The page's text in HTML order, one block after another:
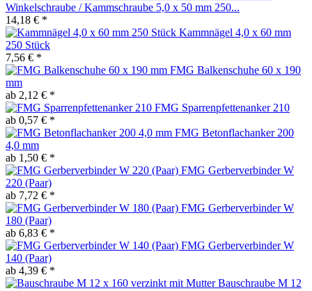
Winkelschraube / Kammschraube 5,0 x 50 mm 250...
14,18 € *
Kammnägel 4,0 x 60 mm
250 Stück
7,56 € *
FMG Balkenschuhe 60 x 190
mm
ab 2,12 € *
FMG Sparrenpfettenanker 210
ab 0,57 € *
FMG Betonflachanker 200
4,0 mm
ab 1,50 € *
FMG Gerberverbinder W
220 (Paar)
ab 7,72 € *
FMG Gerberverbinder W
180 (Paar)
ab 6,83 € *
FMG Gerberverbinder W
140 (Paar)
ab 4,39 € *
Bauschraube M 12